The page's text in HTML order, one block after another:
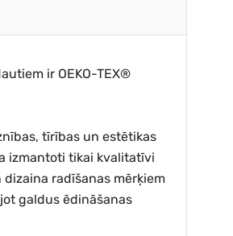
ir OEKO-TEX®
tīrības un estētikas
izmantoti tikai kvalitatīvi
radīšanas mērķiem
galdus ēdināšanas